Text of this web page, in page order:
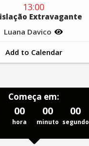
13:00
Extravagante
Luana Davico
Add to Calendar
Começa em:
00
hora
00
minuto
00
segundo